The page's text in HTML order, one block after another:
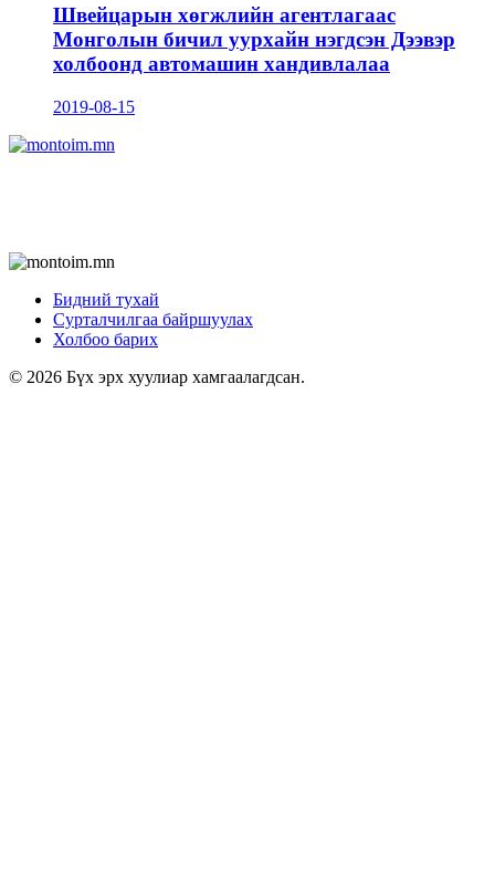
Швейцарын хөгжлийн агентлагаас
Монголын бичил уурхайн нэгдсэн Дээвэр
холбоонд автомашин хандивлалаа
2019-08-15
Бидний тухай
Сурталчилгаа байршуулах
Холбоо барих
© 2026 Бүх эрх хуулиар хамгаалагдсан.